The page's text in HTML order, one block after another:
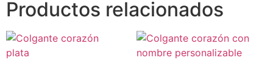
Productos relacionados